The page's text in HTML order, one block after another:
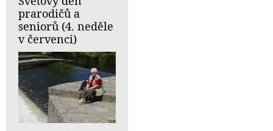
prarodičů a
seniorů (4. neděle
v červenci)